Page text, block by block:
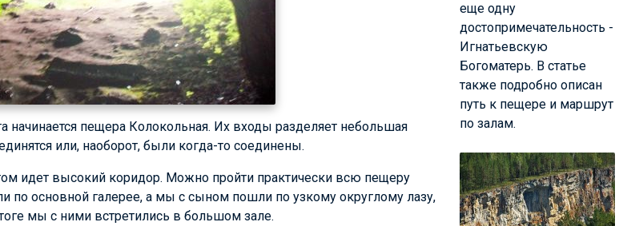
начинается пещера Колокольная. Их входы разделяет небольшая
или, наоборот, были когда-то соединены.
идет высокий коридор. Можно пройти практически всю пещеру
по основной галерее, а мы с сыном пошли по узкому округлому лазу,
мы с ними встретились в большом зале.
еще одну
достопримечательность -
Игнатьевскую
Богоматерь. В статье
также подробно описан
путь к пещере и маршрут
по залам.